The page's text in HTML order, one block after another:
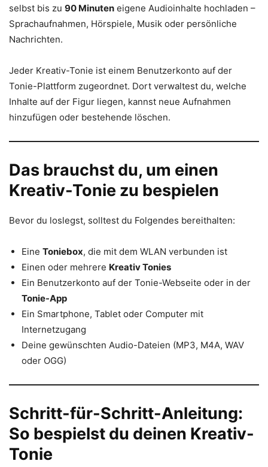
selbst bis zu 90 Minuten eigene Audioinhalte hochladen –
Sprachaufnahmen, Hörspiele, Musik oder persönliche
Nachrichten.
Jeder Kreativ-Tonie ist einem Benutzerkonto auf der
Tonie-Plattform zugeordnet. Dort verwaltest du, welche
Inhalte auf der Figur liegen, kannst neue Aufnahmen
hinzufügen oder bestehende löschen.
Das brauchst du, um einen
Kreativ-Tonie zu bespielen
Bevor du loslegst, solltest du Folgendes bereithalten:
Eine Toniebox, die mit dem WLAN verbunden ist
Einen oder mehrere Kreativ Tonies
Ein Benutzerkonto auf der Tonie-Webseite oder in der
Tonie-App
Ein Smartphone, Tablet oder Computer mit
Internetzugang
Deine gewünschten Audio-Dateien (MP3, M4A, WAV
oder OGG)
Schritt-für-Schritt-Anleitung:
So bespielst du deinen Kreativ-
Tonie